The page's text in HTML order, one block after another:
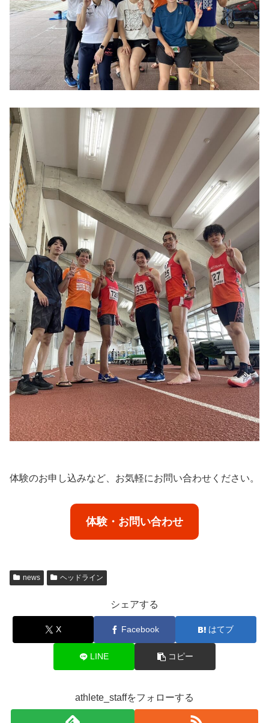
体験のお申し込みなど、お気軽にお問い合わせください。
体験・お問い合わせ
news ヘッドライン
シェアする
X Facebook はてブ
LINE コピー
athlete_staffをフォローする